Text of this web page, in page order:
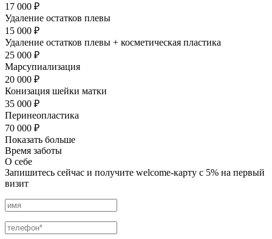
17 000 ₽
Удаление остатков плевы
15 000 ₽
Удаление остатков плевы + косметическая пластика
25 000 ₽
Марсупиализация
20 000 ₽
Конизация шейки матки
35 000 ₽
Перинеопластика
70 000 ₽
Показать больше
Время заботы
О себе
Запишитесь сейчас и получите welcome-карту с 5% на первый
визит